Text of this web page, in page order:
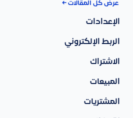
عرض كل المقالات ←
الإعدادات
الربط الإلكتروني
الاشتراك
المبيعات
المشتريات